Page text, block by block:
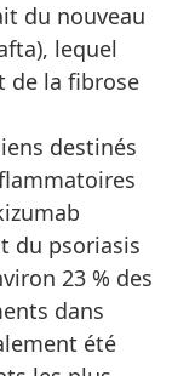
du nouveau
lequel
de la fibrose
destinés
du psoriasis
23 % des
dans
été